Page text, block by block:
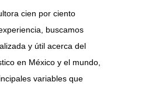
cien por ciento
buscamos
y útil acerca del
en México y el mundo,
variables que